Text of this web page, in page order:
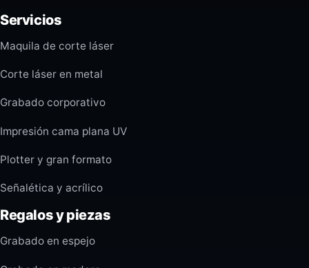
Servicios
Maquila de corte láser
Corte láser en metal
Grabado corporativo
Impresión cama plana UV
Plotter y gran formato
Señalética y acrílico
Regalos y piezas
Grabado en espejo